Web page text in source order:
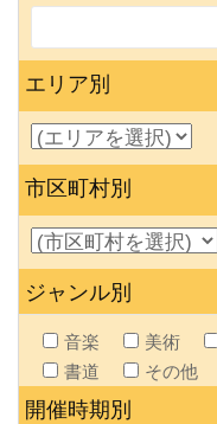
エリア別
市区町村別
ジャンル別
音楽 美術
書道
その他
開催時期別